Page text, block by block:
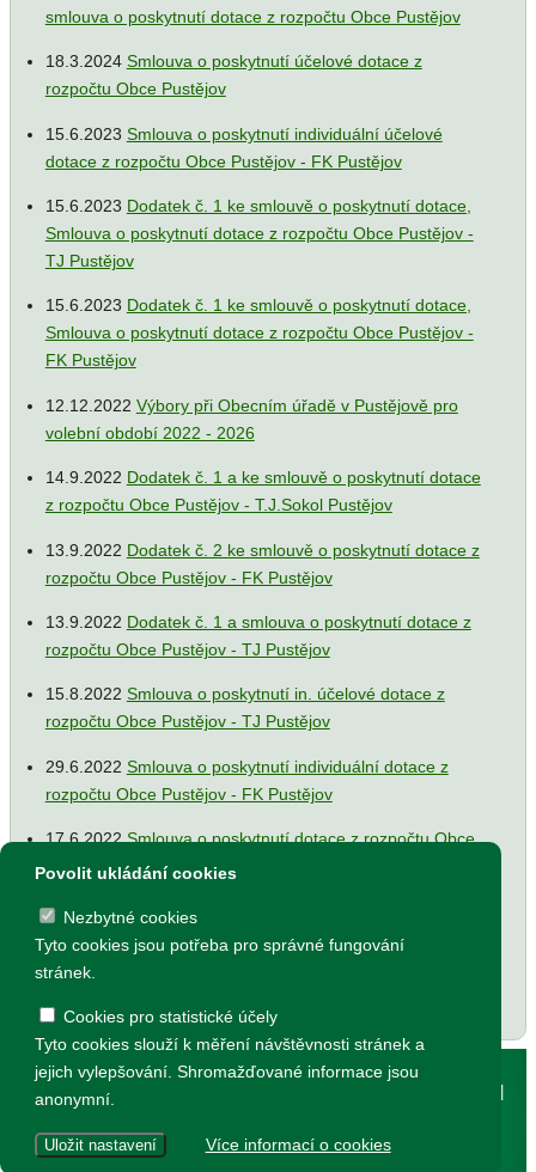
smlouva o poskytnutí dotace z rozpočtu Obce Pustějov
18.3.2024 Smlouva o poskytnutí účelové dotace z
rozpočtu Obce Pustějov
15.6.2023 Smlouva o poskytnutí individuální účelové
dotace z rozpočtu Obce Pustějov - FK Pustějov
15.6.2023 Dodatek č. 1 ke smlouvě o poskytnutí dotace,
Smlouva o poskytnutí dotace z rozpočtu Obce Pustějov -
TJ Pustějov
15.6.2023 Dodatek č. 1 ke smlouvě o poskytnutí dotace,
Smlouva o poskytnutí dotace z rozpočtu Obce Pustějov -
FK Pustějov
12.12.2022 Výbory při Obecním úřadě v Pustějově pro
volební období 2022 - 2026
14.9.2022 Dodatek č. 1 a ke smlouvě o poskytnutí dotace
z rozpočtu Obce Pustějov - T.J.Sokol Pustějov
13.9.2022 Dodatek č. 2 ke smlouvě o poskytnutí dotace z
rozpočtu Obce Pustějov - FK Pustějov
13.9.2022 Dodatek č. 1 a smlouva o poskytnutí dotace z
rozpočtu Obce Pustějov - TJ Pustějov
15.8.2022 Smlouva o poskytnutí in. účelové dotace z
rozpočtu Obce Pustějov - TJ Pustějov
29.6.2022 Smlouva o poskytnutí individuální dotace z
rozpočtu Obce Pustějov - FK Pustějov
17.6.2022 Smlouva o poskytnutí dotace z rozpočtu Obce
Pustějov - Římskokatolická farnost Pustějov
17.6.2022 Dodatek č. 1 ke smlouvě o poskytnutí dotace z
rozpočtu Obce Pustějov - FK Pustějov
© 2002 - 2026 všechna práva vyhrazena pro
Obec Pustějov, Pustějov čp. 54, 742 43
vytvořeno vdave design, připomínky k webu posílejte na
Povolit ukládání cookies
Nezbytné cookies
Tyto cookies jsou potřeba pro správné fungování
stránek.
Cookies pro statistické účely
Tyto cookies slouží k měření návštěvnosti stránek a
jejich vylepšování. Shromažďované informace jsou
anonymní.
Uložit nastavení Více informací o cookies